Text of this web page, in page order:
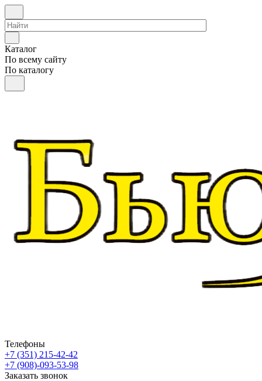
Каталог
По всему сайту
По каталогу
Телефоны
+7 (351) 215-42-42
+7 (908)-093-53-98
Заказать звонок